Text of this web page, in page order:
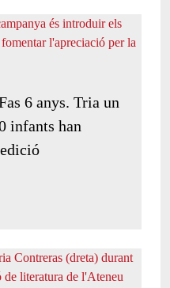
6 anys. Tria un
infants han